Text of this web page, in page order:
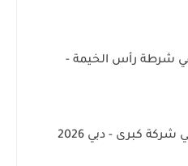
شرطة رأس الخيمة -
مطلوب مساعد محاسب في شركة كبرى - دبي 2026